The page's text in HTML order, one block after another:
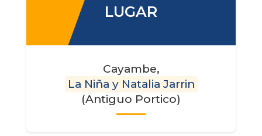
LUGAR
Cayambe,
La Niña y Natalia Jarrin
(Antiguo Portico)